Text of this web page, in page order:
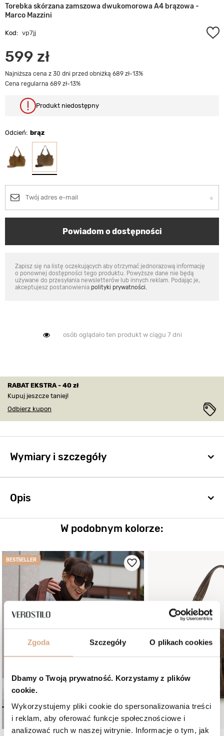
Zgoda Szczegóły O plikach cookies
Dbamy o Twoją prywatność. Korzystamy z plików
cookie.
Wykorzystujemy pliki cookie do spersonalizowania treści
i reklam, aby oferować funkcje społecznościowe i
analizować ruch w naszej witrynie. Informacje o tym, jak
Torebka skórzana zamszowa dwukomorowa A4 brązowa -
Marco Mazzini
Kod: vp7jj
599 zł
Najniższa cena z 30 dni przed obniżką 689 zł-13%
Cena regularna 689 zł-13%
Produkt niedostępny
Odcień brąz
Powiadom o dostępności
Zapisz się na listę oczekujących aby otrzymać jednorazową informację
o ponownej dostępności tego produktu. Powyższe dane nie będą
używane do przesyłania newsletterów lub innych reklam. Podając je,
akceptujesz postanowienia polityki prywatności.
osób oglądało ten produkt w ciągu 7 dni
RABAT EKSTRA - 40 zł
Kupuj jeszcze taniej!
Odbierz kupon
Wymiary i szczegóły
Opis
W podobnym kolorze:
BESTSELLER